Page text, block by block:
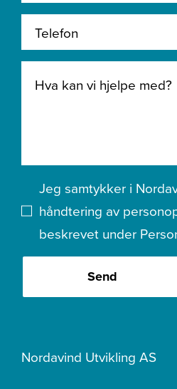
Jeg samtykker i
håndtering av
beskrevet under
Send
Nordavind Utvikling AS